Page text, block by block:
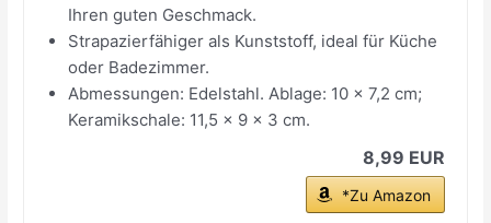
Ihren guten Geschmack.
Strapazierfähiger als Kunststoff, ideal für Küche
oder Badezimmer.
Abmessungen: Edelstahl. Ablage: 10 x 7,2 cm;
Keramikschale: 11,5 x 9 x 3 cm.
8,99 EUR
*Zu Amazon